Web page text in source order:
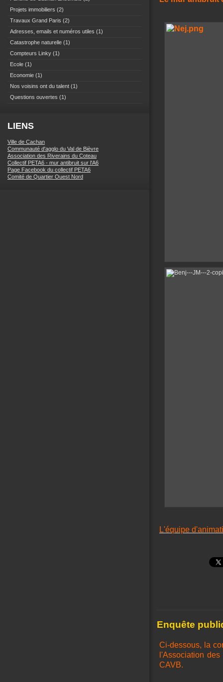
Projets immobiliers (2)
Travaux Grand Paris (2)
Adresses, emails et numéros utiles (1)
Catastrophe naturelle (1)
Compteurs Linky (1)
Ecole (1)
Economie (1)
Nos voisins ont du talent (1)
Questions ouvertes (1)
LIENS
Ville de Cachan
Communauté d'agglo du Val de Bièvre
Association des Riverains du Coteau
Collectif PETA6 - mur antibruit sur l'A6
Page Facebook du collectif PETA6
Comité de Quartier Ouest Nord
L'équipe
Enquête
Ci-dessous, la
l'Association
CAVB.